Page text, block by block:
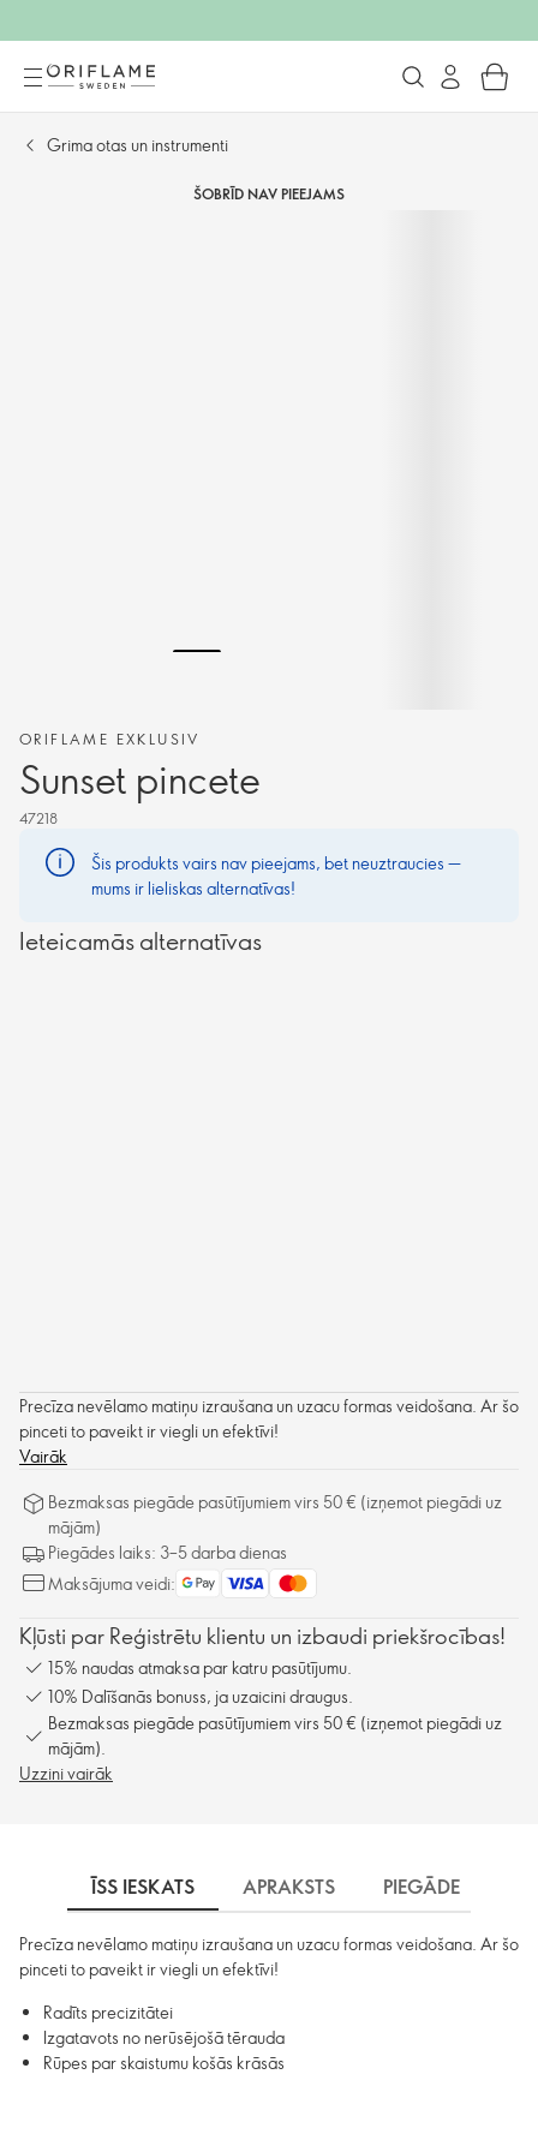
Grima otas un instrumenti
ŠOBRĪD NAV PIEEJAMS
ORIFLAME EXKLUSIV
Sunset pincete
47218
Šis produkts vairs nav pieejams, bet neuztraucies —
mums ir lieliskas alternatīvas!
Ieteicamās alternatīvas
Precīza nevēlamo matiņu izraušana un uzacu formas veidošana. Ar šo
pinceti to paveikt ir viegli un efektīvi!
Vairāk
Bezmaksas piegāde pasūtījumiem virs 50 € (izņemot piegādi uz
mājām)
Piegādes laiks: 3–5 darba dienas
Maksājuma veidi:
Kļūsti par Reģistrētu klientu un izbaudi priekšrocības!
15% naudas atmaksa par katru pasūtījumu.
10% Dalīšanās bonuss, ja uzaicini draugus.
Bezmaksas piegāde pasūtījumiem virs 50 € (izņemot piegādi uz
mājām).
Uzzini vairāk
ĪSS IESKATS APRAKSTS PIEGĀDE
Precīza nevēlamo matiņu izraušana un uzacu formas veidošana. Ar šo
pinceti to paveikt ir viegli un efektīvi!
Radīts precizitātei
Izgatavots no nerūsējošā tērauda
Rūpes par skaistumu košās krāsās